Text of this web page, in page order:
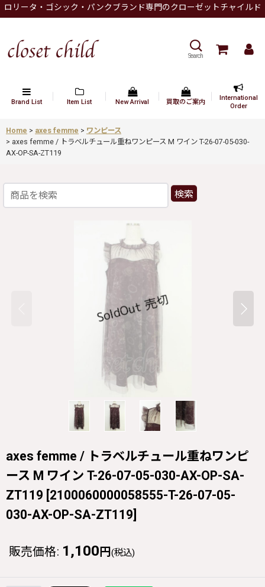
ロリータ・ゴシック・パンクブランド専門のクローゼットチャイルド
Search
Brand List Item List New Arrival 買取のご案内
International
Order
Home > axes femme > ワンピース
> axes femme / トラベルチュール重ねワンピース M ワイン T-26-07-05-030-
AX-OP-SA-ZT119
検索
axes femme / トラベルチュール重ねワンピ
ース M ワイン T-26-07-05-030-AX-OP-SA-
ZT119 [2100060000058555-T-26-07-05-
030-AX-OP-SA-ZT119]
販売価格: 1,100 円 (税込)